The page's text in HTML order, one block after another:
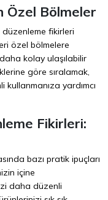
Özel Bölmeler
fikirleri
özel bölmelere
kolay ulaşılabilir
göre sıralamak,
kullanmanıza yardımcı
Fikirleri:
bazı pratik ipuçları
içine
daha düzenli